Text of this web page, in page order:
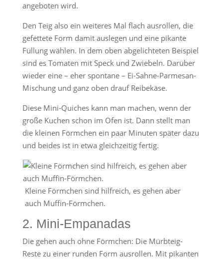
angeboten wird.
Den Teig also ein weiteres Mal flach ausrollen, die
gefettete Form damit auslegen und eine pikante
Füllung wählen. In dem oben abgelichteten Beispiel
sind es Tomaten mit Speck und Zwiebeln. Darüber
wieder eine – eher spontane – Ei-Sahne-Parmesan-
Mischung und ganz oben drauf Reibekäse.
Diese Mini-Quiches kann man machen, wenn der
große Kuchen schon im Ofen ist. Dann stellt man
die kleinen Förmchen ein paar Minuten später dazu
und beides ist in etwa gleichzeitig fertig.
Kleine Förmchen sind hilfreich, es gehen aber
auch Muffin-Förmchen.
2. Mini-Empanadas
Die gehen auch ohne Förmchen: Die Mürbteig-
Reste zu einer runden Form ausrollen. Mit pikanten